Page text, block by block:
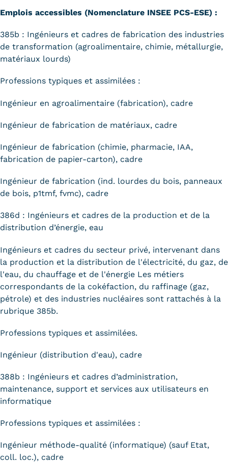
Emplois accessibles (Nomenclature INSEE PCS-ESE) :
385b : Ingénieurs et cadres de fabrication des industries
de transformation (agroalimentaire, chimie, métallurgie,
matériaux lourds)
Professions typiques et assimilées :
Ingénieur en agroalimentaire (fabrication), cadre
Ingénieur de fabrication de matériaux, cadre
Ingénieur de fabrication (chimie, pharmacie, IAA,
fabrication de papier-carton), cadre
Ingénieur de fabrication (ind. lourdes du bois, panneaux
de bois, p1tmf, fvmc), cadre
386d : Ingénieurs et cadres de la production et de la
distribution d’énergie, eau
Ingénieurs et cadres du secteur privé, intervenant dans
la production et la distribution de l'électricité, du gaz, de
l'eau, du chauffage et de l'énergie Les métiers
correspondants de la cokéfaction, du raffinage (gaz,
pétrole) et des industries nucléaires sont rattachés à la
rubrique 385b.
Professions typiques et assimilées.
Ingénieur (distribution d'eau), cadre
388b : Ingénieurs et cadres d’administration,
maintenance, support et services aux utilisateurs en
informatique
Professions typiques et assimilées :
Ingénieur méthode-qualité (informatique) (sauf Etat,
coll. loc.), cadre